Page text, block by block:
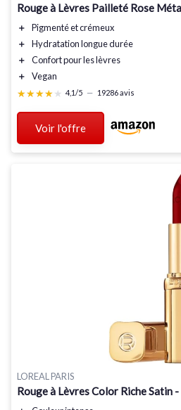
Rouge à Lèvres Pailleté Rose
＋ Pigmentéetcrémeux
＋
Hydratation longue durée
＋
Confortpour les lèvres
＋
Vegan
★★★★★
★★★★★ 4,1/5 — 19286 avis
Voir l'offre
LOREAL PARIS
Rouge à Lèvres Color Riche Satin